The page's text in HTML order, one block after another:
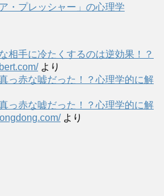
・プレッシャー」の心理学
相手に冷たくするのは逆効果！？
より
っ赤な嘘だった！？心理学的に解
っ赤な嘘だった！？心理学的に解
より